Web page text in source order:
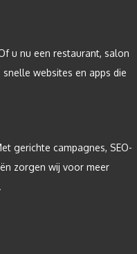
u nu een restaurant, salon
websites en apps die
gerichte campagnes, SEO-
zorgen wij voor meer